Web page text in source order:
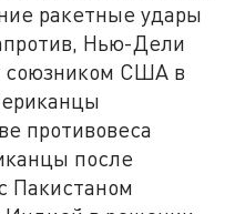
ракетные удары
Нью-Дели
союзником США в
противовеса
после
Пакистаном